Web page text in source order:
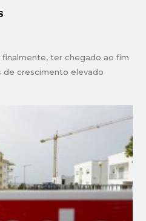
finalmente, ter chegado ao fim
de crescimento elevado